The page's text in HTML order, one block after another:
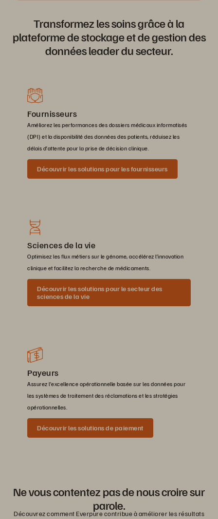
Transformez les soins grâce à la
plateforme de stockage et de gestion des
données leader du secteur.
Fournisseurs
Améliorez les performances des dossiers médicaux informatisés
(DPI) et la disponibilité des données des patients, réduisez les
délais d’attente pour la prise de décision clinique.
Découvrir les solutions pour les fournisseurs
Sciences de la vie
Optimisez les flux métiers sur le génome, accélérez l’innovation
clinique et facilitez la recherche de médicaments.
Découvrir les solutions pour le secteur des
sciences de la vie
Payeurs
Assurez l’excellence opérationnelle basée sur les données pour
les systèmes de traitement des réclamations et les stratégies
opérationnelles.
Découvrir les solutions de paiement
Ne vous contentez pas de nous croire sur
parole.
Découvrez comment Everpure contribue à améliorer les résultats